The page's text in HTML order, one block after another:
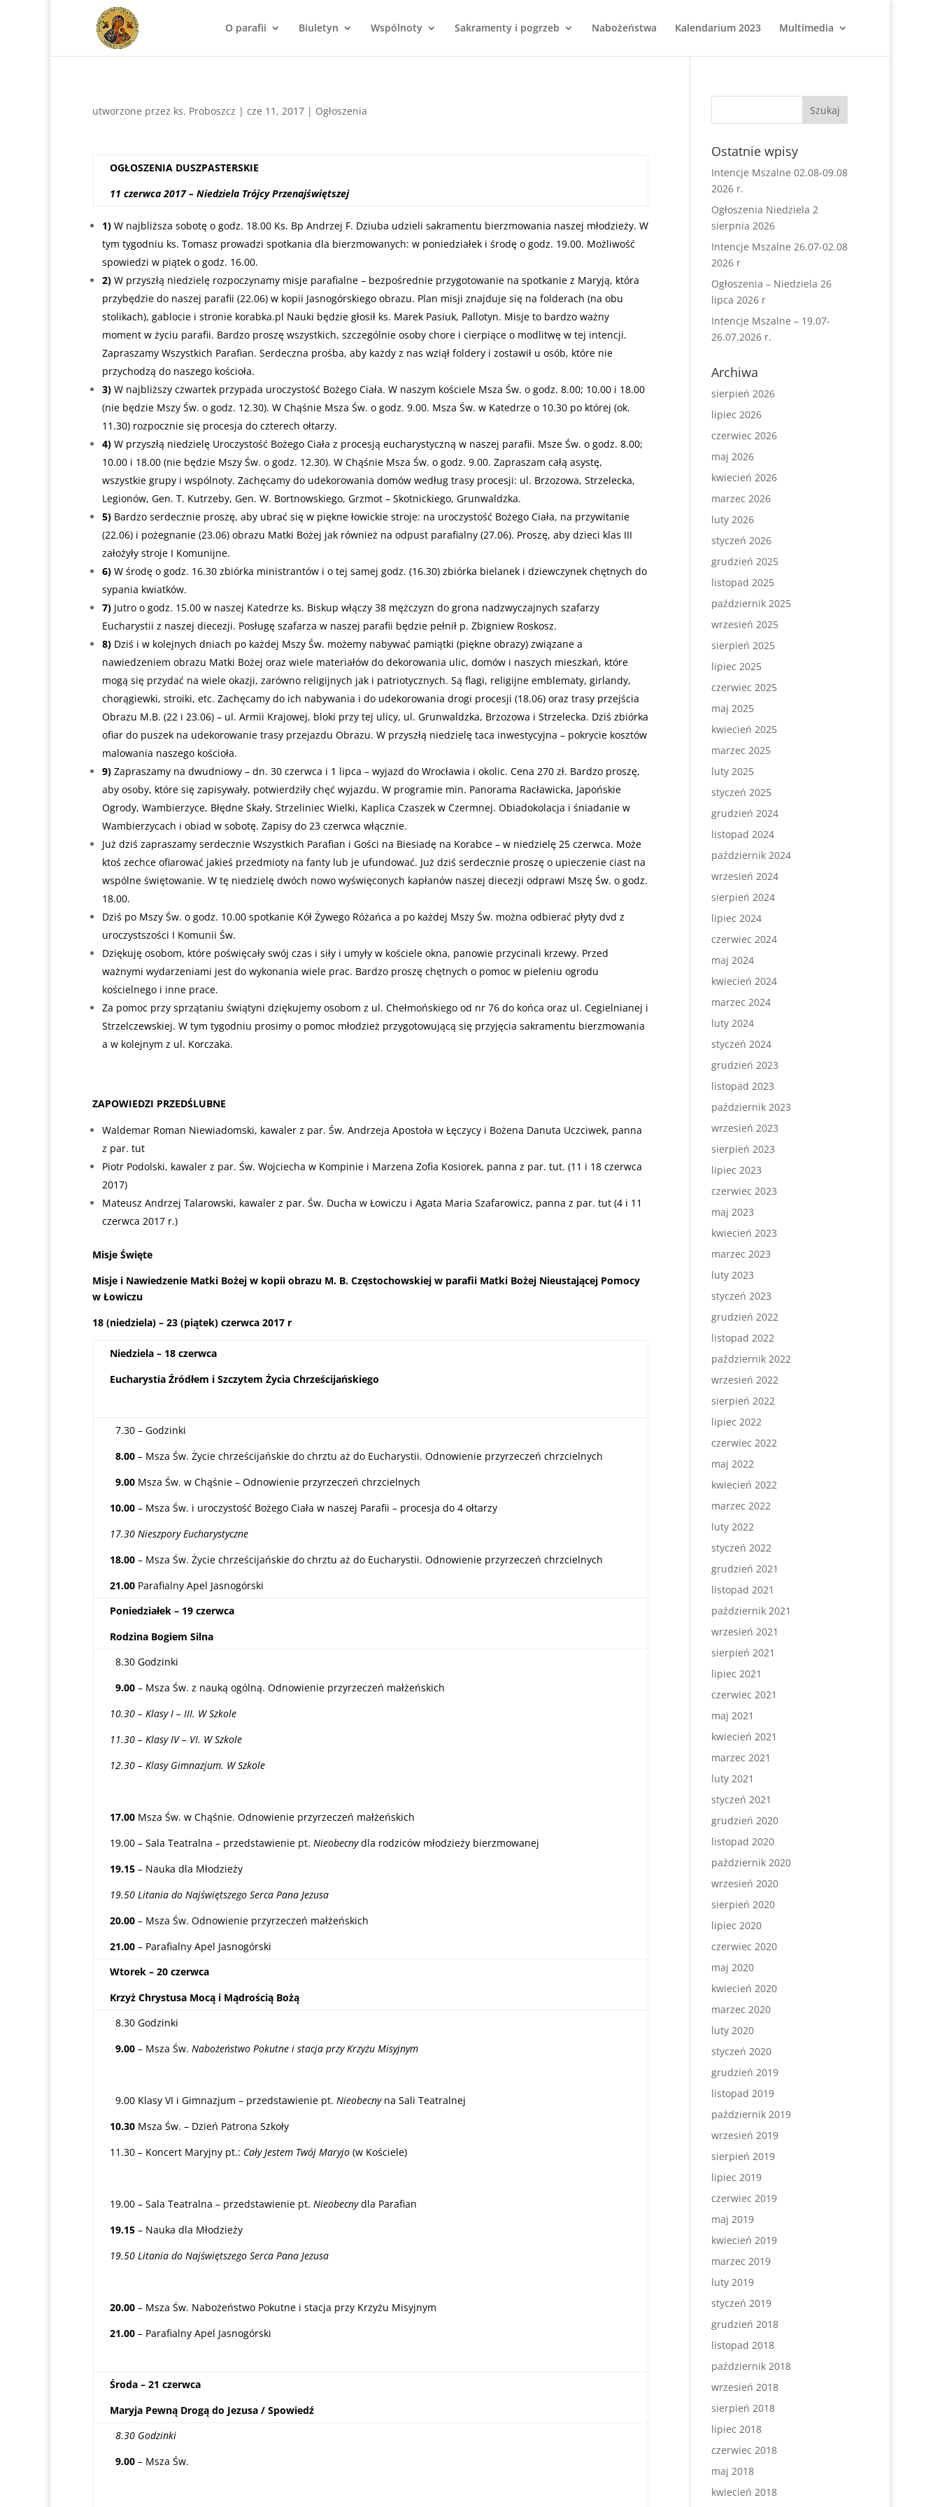
O parafii Biuletyn Wspólnoty Sakramenty i pogrzeb Nabożeństwa Kalendarium 2023 Multimedia
utworzone przez ks. Proboszcz | cze 11, 2017 | Ogłoszenia
OGŁOSZENIA DUSZPASTERSKIE
11 czerwca 2017 – Niedziela Trójcy Przenajświętszej
1) W najbliższa sobotę o godz. 18.00 Ks. Bp Andrzej F. Dziuba udzieli sakramentu bierzmowania naszej młodzieży. W
tym tygodniu ks. Tomasz prowadzi spotkania dla bierzmowanych: w poniedziałek i środę o godz. 19.00. Możliwość
spowiedzi w piątek o godz. 16.00.
2) W przyszłą niedzielę rozpoczynamy misje parafialne – bezpośrednie przygotowanie na spotkanie z Maryją, która
przybędzie do naszej parafii (22.06) w kopii Jasnogórskiego obrazu. Plan misji znajduje się na folderach (na obu
stolikach), gablocie i stronie korabka.pl Nauki będzie głosił ks. Marek Pasiuk, Pallotyn. Misje to bardzo ważny
moment w życiu parafii. Bardzo proszę wszystkich, szczególnie osoby chore i cierpiące o modlitwę w tej intencji.
Zapraszamy Wszystkich Parafian. Serdeczna prośba, aby każdy z nas wziął foldery i zostawił u osób, które nie
przychodzą do naszego kościoła.
3) W najbliższy czwartek przypada uroczystość Bożego Ciała. W naszym kościele Msza Św. o godz. 8.00; 10.00 i 18.00
(nie będzie Mszy Św. o godz. 12.30). W Chąśnie Msza Św. o godz. 9.00. Msza Św. w Katedrze o 10.30 po której (ok.
11.30) rozpocznie się procesja do czterech ołtarzy.
4) W przyszłą niedzielę Uroczystość Bożego Ciała z procesją eucharystyczną w naszej parafii. Msze Św. o godz. 8.00;
10.00 i 18.00 (nie będzie Mszy Św. o godz. 12.30). W Chąśnie Msza Św. o godz. 9.00. Zapraszam całą asystę,
wszystkie grupy i wspólnoty. Zachęcamy do udekorowania domów według trasy procesji: ul. Brzozowa, Strzelecka,
Legionów, Gen. T. Kutrzeby, Gen. W. Bortnowskiego, Grzmot – Skotnickiego, Grunwaldzka.
5) Bardzo serdecznie proszę, aby ubrać się w piękne łowickie stroje: na uroczystość Bożego Ciała, na przywitanie
(22.06) i pożegnanie (23.06) obrazu Matki Bożej jak również na odpust parafialny (27.06). Proszę, aby dzieci klas III
założyły stroje I Komunijne.
6) W środę o godz. 16.30 zbiórka ministrantów i o tej samej godz. (16.30) zbiórka bielanek i dziewczynek chętnych do
sypania kwiatków.
7) Jutro o godz. 15.00 w naszej Katedrze ks. Biskup włączy 38 mężczyzn do grona nadzwyczajnych szafarzy
Eucharystii z naszej diecezji. Posługę szafarza w naszej parafii będzie pełnił p. Zbigniew Roskosz.
8) Dziś i w kolejnych dniach po każdej Mszy Św. możemy nabywać pamiątki (piękne obrazy) związane a
nawiedzeniem obrazu Matki Bożej oraz wiele materiałów do dekorowania ulic, domów i naszych mieszkań, które
mogą się przydać na wiele okazji, zarówno religijnych jak i patriotycznych. Są flagi, religijne emblematy, girlandy,
chorągiewki, stroiki, etc. Zachęcamy do ich nabywania i do udekorowania drogi procesji (18.06) oraz trasy przejścia
Obrazu M.B. (22 i 23.06) – ul. Armii Krajowej, bloki przy tej ulicy, ul. Grunwaldzka, Brzozowa i Strzelecka. Dziś zbiórka
ofiar do puszek na udekorowanie trasy przejazdu Obrazu. W przyszłą niedzielę taca inwestycyjna – pokrycie kosztów
malowania naszego kościoła.
9) Zapraszamy na dwudniowy – dn. 30 czerwca i 1 lipca – wyjazd do Wrocławia i okolic. Cena 270 zł. Bardzo proszę,
aby osoby, które się zapisywały, potwierdziły chęć wyjazdu. W programie min. Panorama Racławicka, Japońskie
Ogrody, Wambierzyce, Błędne Skały, Strzeliniec Wielki, Kaplica Czaszek w Czermnej. Obiadokolacja i śniadanie w
Wambierzycach i obiad w sobotę. Zapisy do 23 czerwca włącznie.
Już dziś zapraszamy serdecznie Wszystkich Parafian i Gości na Biesiadę na Korabce – w niedzielę 25 czerwca. Może
ktoś zechce ofiarować jakieś przedmioty na fanty lub je ufundować. Już dziś serdecznie proszę o upieczenie ciast na
wspólne świętowanie. W tę niedzielę dwóch nowo wyświęconych kapłanów naszej diecezji odprawi Mszę Św. o godz.
18.00.
Dziś po Mszy Św. o godz. 10.00 spotkanie Kół Żywego Różańca a po każdej Mszy Św. można odbierać płyty dvd z
uroczystszości I Komunii Św.
Dziękuję osobom, które poświęcały swój czas i siły i umyły w kościele okna, panowie przycinali krzewy. Przed
ważnymi wydarzeniami jest do wykonania wiele prac. Bardzo proszę chętnych o pomoc w pieleniu ogrodu
kościelnego i inne prace.
Za pomoc przy sprzątaniu świątyni dziękujemy osobom z ul. Chełmońskiego od nr 76 do końca oraz ul. Cegielnianej i
Strzelczewskiej. W tym tygodniu prosimy o pomoc młodzież przygotowującą się przyjęcia sakramentu bierzmowania
a w kolejnym z ul. Korczaka.
ZAPOWIEDZI PRZEDŚLUBNE
Waldemar Roman Niewiadomski, kawaler z par. Św. Andrzeja Apostoła w Łęczycy i Bożena Danuta Uczciwek, panna
z par. tut
Piotr Podolski, kawaler z par. Św. Wojciecha w Kompinie i Marzena Zofia Kosiorek, panna z par. tut. (11 i 18 czerwca
2017)
Mateusz Andrzej Talarowski, kawaler z par. Św. Ducha w Łowiczu i Agata Maria Szafarowicz, panna z par. tut (4 i 11
czerwca 2017 r.)
Misje Święte
Misje i Nawiedzenie Matki Bożej w kopii obrazu M. B. Częstochowskiej w parafii Matki Bożej Nieustającej Pomocy
w Łowiczu
18 (niedziela) – 23 (piątek) czerwca 2017 r
Niedziela – 18 czerwca
Eucharystia Źródłem i Szczytem Życia Chrześcijańskiego
7.30 – Godzinki
8.00 – Msza Św. Życie chrześcijańskie do chrztu aż do Eucharystii. Odnowienie przyrzeczeń chrzcielnych
9.00 Msza Św. w Chąśnie – Odnowienie przyrzeczeń chrzcielnych
10.00 – Msza Św. i uroczystość Bożego Ciała w naszej Parafii – procesja do 4 ołtarzy
17.30 Nieszpory Eucharystyczne
18.00 – Msza Św. Życie chrześcijańskie do chrztu aż do Eucharystii. Odnowienie przyrzeczeń chrzcielnych
21.00 Parafialny Apel Jasnogórski
Poniedziałek – 19 czerwca
Rodzina Bogiem Silna
8.30 Godzinki
9.00 – Msza Św. z nauką ogólną. Odnowienie przyrzeczeń małżeńskich
10.30 – Klasy I – III. W Szkole
11.30 – Klasy IV – VI. W Szkole
12.30 – Klasy Gimnazjum. W Szkole
17.00 Msza Św. w Chąśnie. Odnowienie przyrzeczeń małżeńskich
19.00 – Sala Teatralna – przedstawienie pt. Nieobecnydla rodziców młodzieży bierzmowanej
19.15 – Nauka dla Młodzieży
19.50 Litania do Najświętszego Serca Pana Jezusa
20.00 – Msza Św. Odnowienie przyrzeczeń małżeńskich
21.00 – Parafialny Apel Jasnogórski
Wtorek – 20 czerwca
Krzyż Chrystusa Mocą i Mądrością Bożą
8.30 Godzinki
9.00 – Msza Św. Nabożeństwo Pokutne i stacja przy Krzyżu Misyjnym
9.00 Klasy VI i Gimnazjum – przedstawienie pt. Nieobecnyna Sali Teatralnej
10.30 Msza Św. – Dzień Patrona Szkoły
11.30 – Koncert Maryjny pt.: Cały Jestem Twój Maryjo (w Kościele)
19.00 – Sala Teatralna – przedstawienie pt. Nieobecnydla Parafian
19.15 – Nauka dla Młodzieży
19.50 Litania do Najświętszego Serca Pana Jezusa
20.00 – Msza Św. Nabożeństwo Pokutne i stacja przy Krzyżu Misyjnym
21.00 – Parafialny Apel Jasnogórski
Środa – 21 czerwca
Maryja Pewną Drogą do Jezusa / Spowiedź
8.30 Godzinki
9.00 – Msza Św.
Ostatnie wpisy
Intencje Mszalne 02.08-09.08
2026 r.
Ogłoszenia Niedziela 2
sierpnia 2026
Intencje Mszalne 26.07-02.08
2026 r
Ogłoszenia – Niedziela 26
lipca 2026 r
Intencje Mszalne – 19.07-
26.07.2026 r.
Archiwa
sierpień 2026
lipiec 2026
czerwiec 2026
maj 2026
kwiecień 2026
marzec 2026
luty 2026
styczeń 2026
grudzień 2025
listopad 2025
październik 2025
wrzesień 2025
sierpień 2025
lipiec 2025
czerwiec 2025
maj 2025
kwiecień 2025
marzec 2025
luty 2025
styczeń 2025
grudzień 2024
listopad 2024
październik 2024
wrzesień 2024
sierpień 2024
lipiec 2024
czerwiec 2024
maj 2024
kwiecień 2024
marzec 2024
luty 2024
styczeń 2024
grudzień 2023
listopad 2023
październik 2023
wrzesień 2023
sierpień 2023
lipiec 2023
czerwiec 2023
maj 2023
kwiecień 2023
marzec 2023
luty 2023
styczeń 2023
grudzień 2022
listopad 2022
październik 2022
wrzesień 2022
sierpień 2022
lipiec 2022
czerwiec 2022
maj 2022
kwiecień 2022
marzec 2022
luty 2022
styczeń 2022
grudzień 2021
listopad 2021
październik 2021
wrzesień 2021
sierpień 2021
lipiec 2021
czerwiec 2021
maj 2021
kwiecień 2021
marzec 2021
luty 2021
styczeń 2021
grudzień 2020
listopad 2020
październik 2020
wrzesień 2020
sierpień 2020
lipiec 2020
czerwiec 2020
maj 2020
kwiecień 2020
marzec 2020
luty 2020
styczeń 2020
grudzień 2019
listopad 2019
październik 2019
wrzesień 2019
sierpień 2019
lipiec 2019
czerwiec 2019
maj 2019
kwiecień 2019
marzec 2019
luty 2019
styczeń 2019
grudzień 2018
listopad 2018
październik 2018
wrzesień 2018
sierpień 2018
lipiec 2018
czerwiec 2018
maj 2018
kwiecień 2018